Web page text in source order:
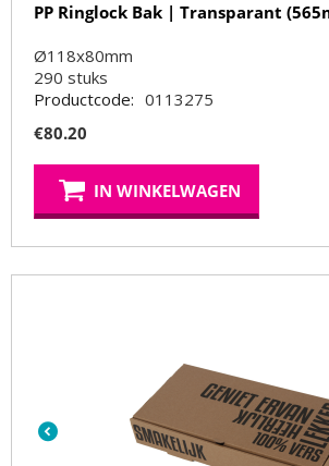
PP Ringlock Bak | Transparant
Ø118x80mm
290 stuks
Productcode: 0113275
€80.20
IN WINKELWAGEN